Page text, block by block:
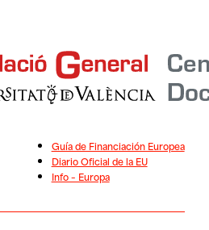
Guía de Financiación Europea
Diario Oficial de la EU
Info – Europa